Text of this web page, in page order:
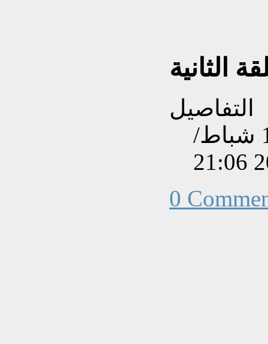
الثانية
التفاصيل
تم إنشاءه بتاريخ الجمعة, 16 شباط/
0